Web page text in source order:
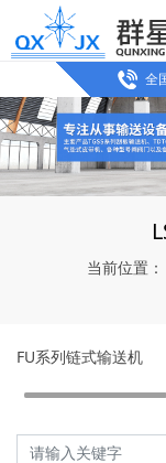
全
当前位置：
FU系列链式输送机